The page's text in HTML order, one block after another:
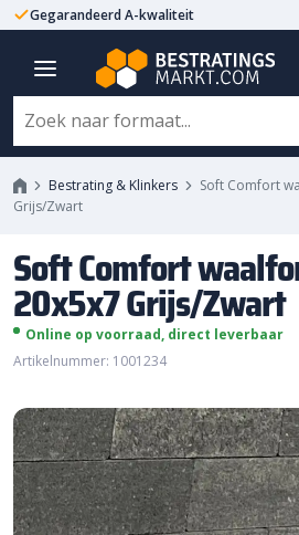
Gegarandeerd A-kwaliteit
Bestrating & Klinkers
Soft Comfort
Grijs/Zwart
Soft Comfort
20x5x7 Grijs/Zwart
Online op voorraad, direct leverbaar
Artikelnummer: 1001234
Soft Comfort
20x5x7 Grijs/Zwart